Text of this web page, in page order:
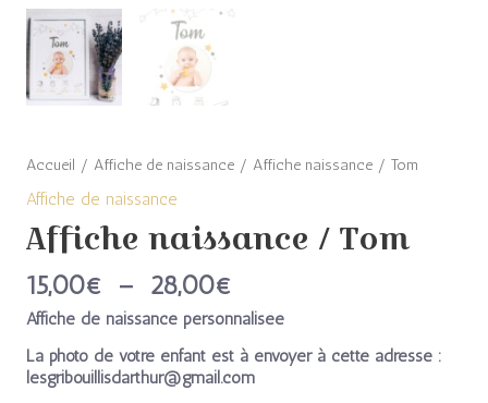
Accueil / Affiche de naissance/ Affiche naissance / Tom
Affiche de naissance
Affiche naissance / Tom
15,00€ – 28,00€
Affiche de naissance personnalisée
La photo de votre enfant est à envoyer à cette adresse :
lesgribouillisdarthur@gmail.com